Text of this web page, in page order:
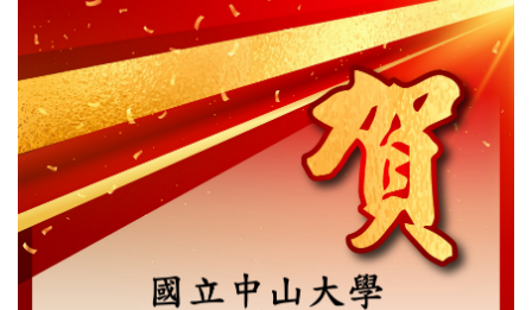
8/18（二）上午3小時（0900-1200）+下午3小時（1310-1600）
8/19（三）上午3小時（0900-1200）+下午3小時（1310-1600）
8/20（四）上午3小時（0900-1200）+下午3小時（1310-1600）
上課方式：實體授課（社SS 2005） 課程簡介及修課意願單 2.
注意事項： • 該課程為115-1學期課程，提前至暑假上課 • 修課
學生完成暑期上課後，請依據校方115-1選課時程選課、繳交學
分費。 • 115-1學期結束（116年1月）始得申請列印該課程成績
單（不能提前）。 • 115-1不得辦理休學，休學即無成績！亦不
可在學期中提早畢業離校！ • 其他參考連結：中山大學「政經大
數據分析微學程」 學分採認及成績登錄 微學分課程採集點式認
證，學生修習符合取得微學分課程規範，應於規定 期間內向各
開課單位申請取得學分審核，審核通過者方取得學分，學分數